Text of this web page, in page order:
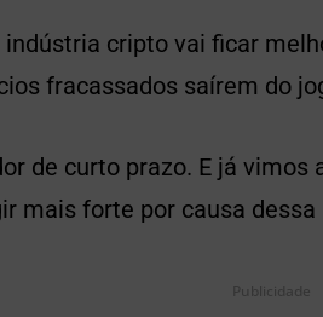
indústria cripto vai ficar
fracassados saírem do
de curto prazo. E já
mais forte por causa
Publicidade